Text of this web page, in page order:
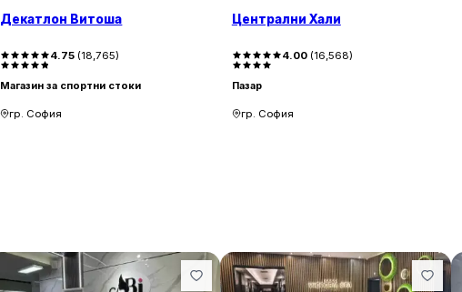
Декатлон Витоша
4.75 (18,765)
Магазин за спортни стоки
гр. София
Централни Хали
4.00(16,568)
Пазар
гр. София